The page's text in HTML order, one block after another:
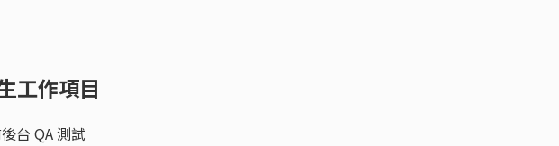
工作項目
台 QA 測試